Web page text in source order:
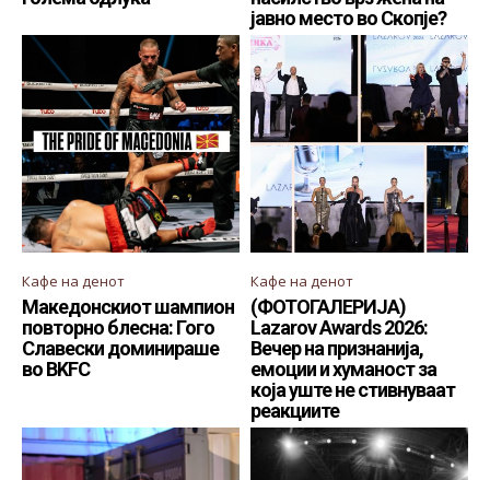
јавно место во Скопје?
Кафе на денот
Македонскиот шампион
повторно блесна: Гого
Славески доминираше
во BKFC
Кафе на денот
(ФОТОГАЛЕРИЈА)
Lazarov Awards 2026:
Вечер на признанија,
емоции и хуманост за
која уште не стивнуваат
реакциите